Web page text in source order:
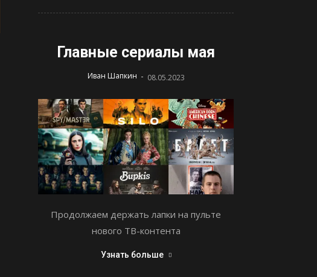
Главные сериалы мая
Иван Шапкин - 08.05.2023
Продолжаем держать лапки на пульте
нового ТВ-контента
Узнать больше